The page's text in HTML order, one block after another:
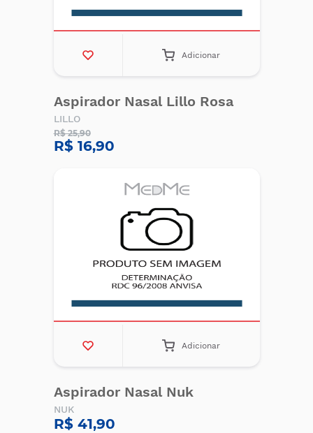
Adicionar
Aspirador Nasal Lillo Rosa
LILLO
R$ 25,90
R$ 16,90
Adicionar
Aspirador Nasal Nuk
NUK
R$ 41,90